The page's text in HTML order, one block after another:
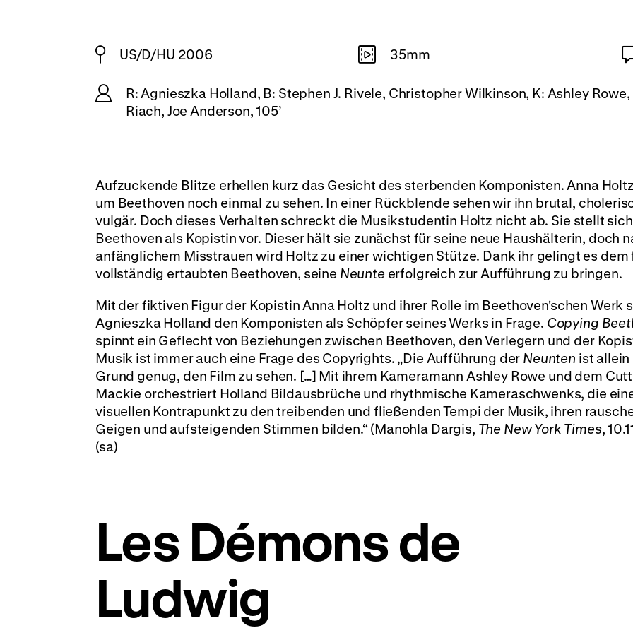
US/D/HU 2006 35mm
R: Agnieszka Holland, B: Stephen J. Rivele, Christopher Wilkinson, K: Ashley
Riach, Joe Anderson, 105’
Aufzuckende Blitze erhellen kurz das Gesicht des sterbenden Komponisten. Anna
um Beethoven noch einmal zu sehen. In einer Rückblende sehen wir ihn brutal,
vulgär. Doch dieses Verhalten schreckt die Musikstudentin Holtz nicht ab. Sie stellt
Beethoven als Kopistin vor. Dieser hält sie zunächst für seine neue Haushälterin, doch
anfänglichem Misstrauen wird Holtz zu einer wichtigen Stütze. Dank ihr gelingt es dem
vollständig ertaubten Beethoven, seine Neunte erfolgreich zur Aufführung zu bringen.
Mit der fiktiven Figur der Kopistin Anna Holtz und ihrer Rolle im Beethoven'schen Werk
Agnieszka Holland den Komponisten als Schöpfer seines Werks in Frage. Copying
spinnt ein Geflecht von Beziehungen zwischen Beethoven, den Verlegern und der
Musik ist immer auch eine Frage des Copyrights. „Die Aufführung der Neunten ist allein
Grund genug, den Film zu sehen. […] Mit ihrem Kameramann Ashley Rowe und dem
Mackie orchestriert Holland Bildausbrüche und rhythmische Kameraschwenks, die
visuellen Kontrapunkt zu den treibenden und fließenden Tempi der Musik, ihren
Geigen und aufsteigenden Stimmen bilden.“ (Manohla Dargis, The New York Times,
(sa)
Les Démons de
Ludwig